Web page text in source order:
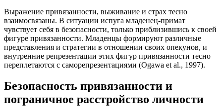
Выражение привязанности, выживание и страх тесно
взаимосвязаны. В ситуации испуга младенец-примат
чувствует себя в безопасности, только приблизившись к своей
фигуре привязанности. Младенцы формируют различные
представления и стратегии в отношении своих опекунов, и
внутренние репрезентации этих фигур привязанности тесно
переплетаются с саморепрезентациями (Ogawa et al., 1997).
Безопасность привязанности и
пограничное расстройство личности